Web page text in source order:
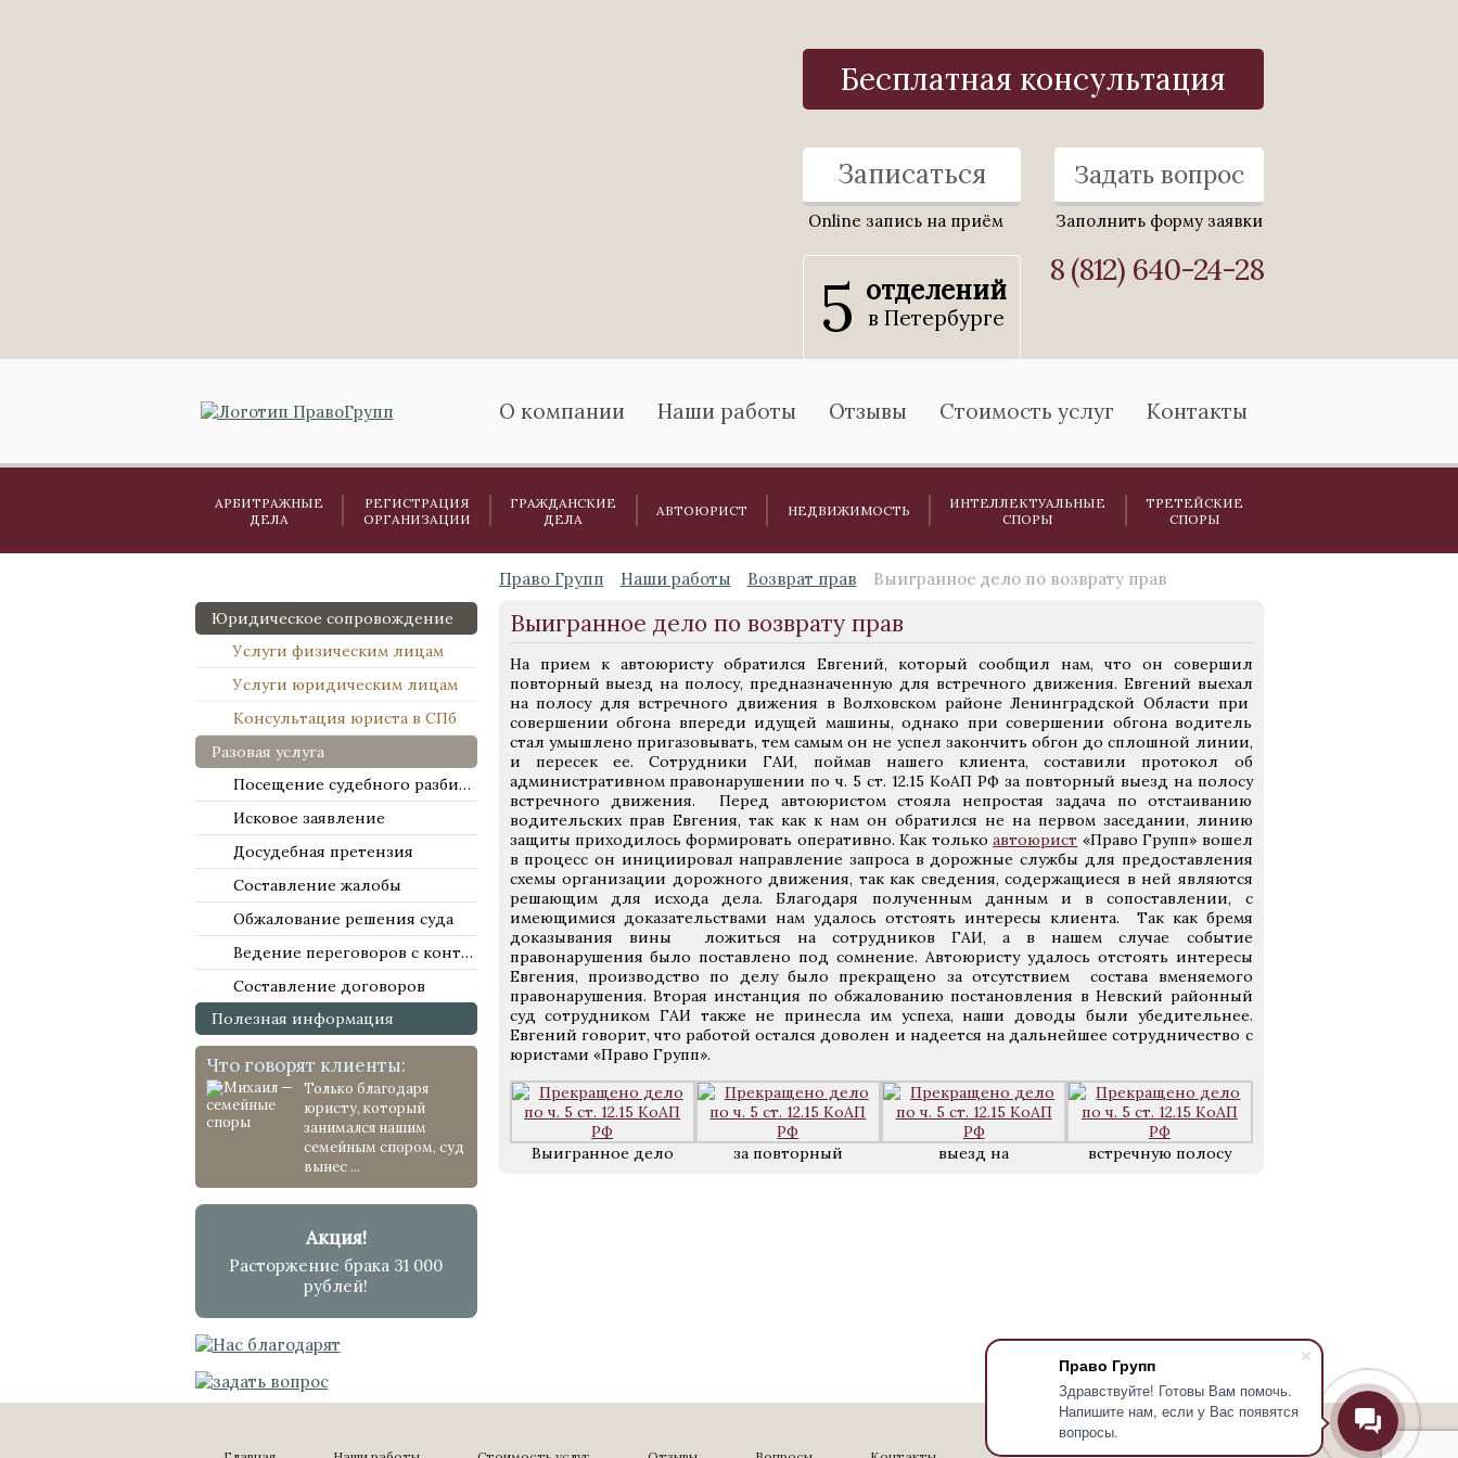
Право Групп
Здравствуйте! Готовы Вам помочь.
Напишите нам, если у Вас появятся
вопросы.
Бесплатная консультация
Записаться
Online запись на приём
Задать вопрос
Заполнить форму заявки
5 отделений
в Петербурге
8 (812) 640-24-28
О компании Наши работы Отзывы Стоимость услуг Контакты
АРБИТРАЖНЫЕ
ДЕЛА
РЕГИСТРАЦИЯ
ОРГАНИЗАЦИИ
ГРАЖДАНСКИЕ
ДЕЛА
АВТОЮРИСТ НЕДВИЖИМОСТЬ
ИНТЕЛЛЕКТУАЛЬНЫЕ
СПОРЫ
ТРЕТЕЙСКИЕ
СПОРЫ
Юридическое сопровождение
Услуги физическим лицам
Услуги юридическим лицам
Консультация юриста в СПб
Разовая услуга
Посещение судебного разбирательства
Исковое заявление
Досудебная претензия
Составление жалобы
Обжалование решения суда
Ведение переговоров с контрагентами
Составление договоров
Полезная информация
Что говорят клиенты:
Только благодаря
юристу, который
занимался нашим
семейным спором, суд
вынес ...
Акция!
Расторжение брака 31 000
рублей!
Право Групп Наши работы Возврат прав Выигранное дело по возврату прав
Выигранное дело по возврату прав
На прием к автоюристу обратился Евгений, который сообщил нам, что он совершил
повторный выезд на полосу, предназначенную для встречного движения. Евгений выехал
на полосу для встречного движения в Волховском районе Ленинградской Области при
совершении обгона впереди идущей машины, однако при совершении обгона водитель
стал умышлено пригазовывать, тем самым он не успел закончить обгон до сплошной линии,
и пересек ее. Сотрудники ГАИ, поймав нашего клиента, составили протокол об
административном правонарушении по ч. 5 ст. 12.15 КоАП РФ за повторный выезд на полосу
встречного движения. Перед автоюристом стояла непростая задача по отстаиванию
водительских прав Евгения, так как к нам он обратился не на первом заседании, линию
защиты приходилось формировать оперативно. Как толькоавтоюрист «Право Групп» вошел
в процесс он инициировал направление запроса в дорожные службы для предоставления
схемы организации дорожного движения, так как сведения, содержащиеся в ней являются
решающим для исхода дела. Благодаря полученным данным и в сопоставлении, с
имеющимися доказательствами нам удалось отстоять интересы клиента. Так как бремя
доказывания вины ложиться на сотрудников ГАИ, а в нашем случае событие
правонарушения было поставлено под сомнение. Автоюристу удалось отстоять интересы
Евгения, производство по делу было прекращено за отсутствием состава вменяемого
правонарушения. Вторая инстанция по обжалованию постановления в Невский районный
суд сотрудником ГАИ также не принесла им успеха, наши доводы были убедительнее.
Евгений говорит, что работой остался доволен и надеется на дальнейшее сотрудничество с
юристами «Право Групп».
Выигранное дело за повторный выезд на встречную полосу